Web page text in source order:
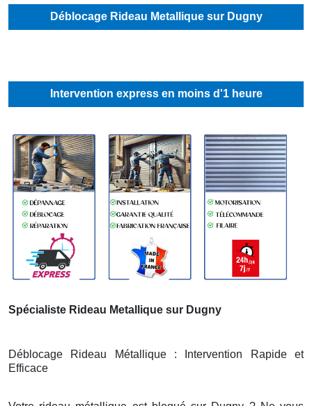
Déblocage Rideau Metallique sur Dugny
Intervention express en moins d'1 heure
Spécialiste Rideau Metallique sur Dugny
Déblocage Rideau Métallique : Intervention Rapide et
Efficace